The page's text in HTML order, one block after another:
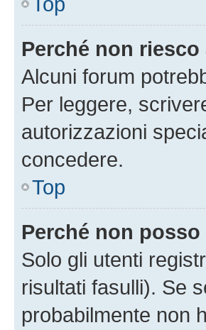
Perché non
Alcuni forum
Per leggere,
autorizzazioni
concedere.
Top
Perché non
Solo gli utenti
risultati fasulli). Se
probabilmente non